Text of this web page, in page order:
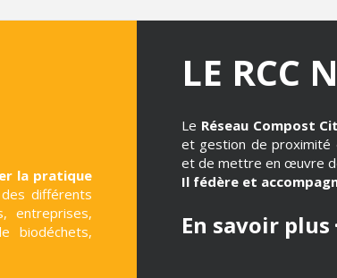
la pratique
différents
entreprises,
biodéchets,
LE RCC
Le Réseau Compost
et gestion de proximité
et de mettre en œuvre
Il fédère et
En savoir plus